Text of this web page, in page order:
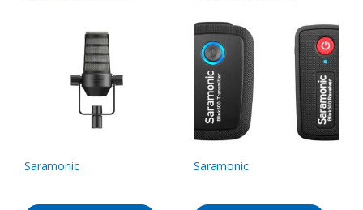
Saramonic Saramonic